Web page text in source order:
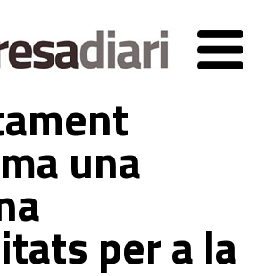
una
per a la